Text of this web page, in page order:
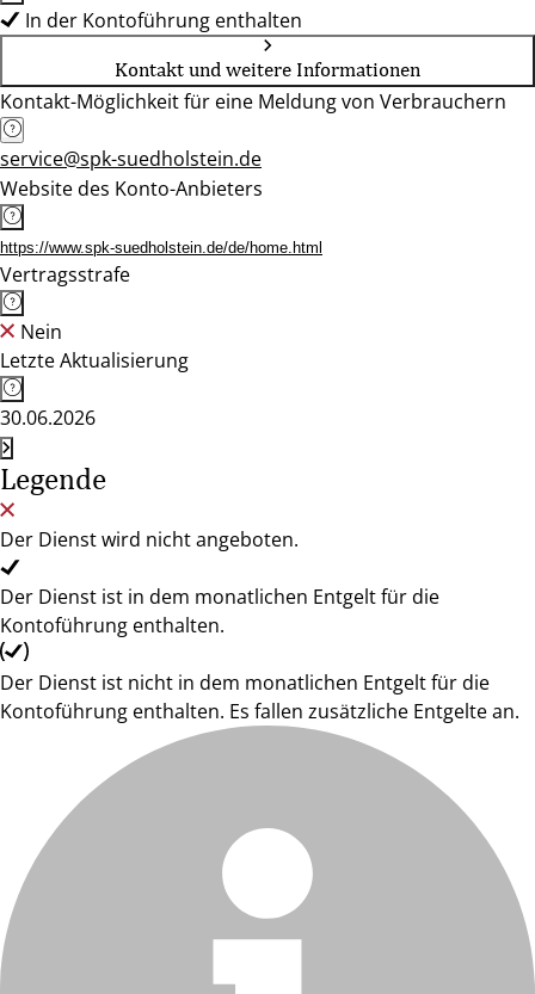
In der Kontoführung enthalten
Kontakt und weitere Informationen
Kontakt-Möglichkeit für eine Meldung von Verbrauchern
service@spk-suedholstein.de
Website des Konto-Anbieters
https://www.spk-suedholstein.de/de/home.html
Vertragsstrafe
Nein
Letzte Aktualisierung
30.06.2026
Legende
Der Dienst wird nicht angeboten.
Der Dienst ist in dem monatlichen Entgelt für die
Kontoführung enthalten.
Der Dienst ist nicht in dem monatlichen Entgelt für die
Kontoführung enthalten. Es fallen zusätzliche Entgelte an.